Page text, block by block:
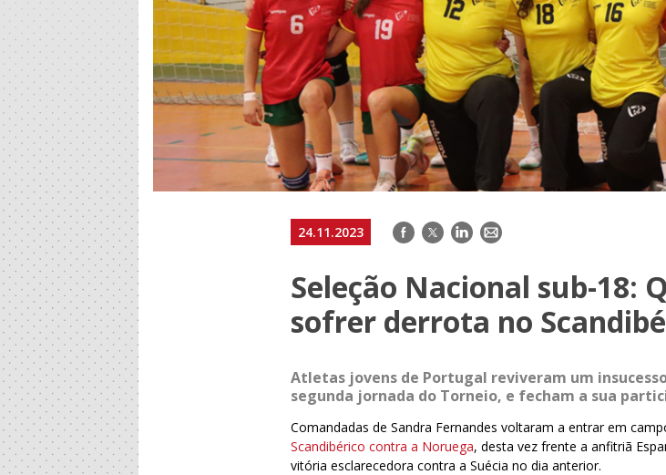
24.11.2023 Facebook
TwitterLinkedIn
E-
Seleção Nacional sub-18:
sofrer derrota no
Atletas jovens de Portugal reviveram um
segunda jornada do Torneio, e fecham a sua
Comandadas de Sandra Fernandes voltaram a entrar em
Scandibérico contra a Noruega, desta vez frente a anfitriã
vitória esclarecedora contra a Suécia no dia anterior.